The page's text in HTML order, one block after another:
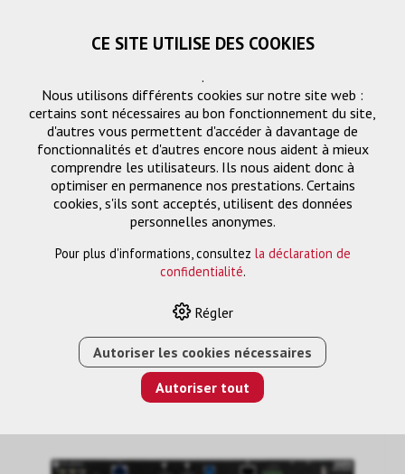
GESTION DES SIGNAUX
COMMUTATEUR HDMI/HDBASET À 3 ENTRÉES ET
EXTRACTION AUDIO (4K/HDR)
CE SITE UTILISE DES COOKIES
.
Nous utilisons différents cookies sur notre site web :
certains sont nécessaires au bon fonctionnement du site,
d'autres vous permettent d'accéder à davantage de
fonctionnalités et d'autres encore nous aident à mieux
comprendre les utilisateurs. Ils nous aident donc à
optimiser en permanence nos prestations. Certains
cookies, s'ils sont acceptés, utilisent des données
personnelles anonymes.
Pour plus d'informations, consultez la déclaration de
confidentialité.
Régler
Autoriser les cookies nécessaires
Autoriser tout